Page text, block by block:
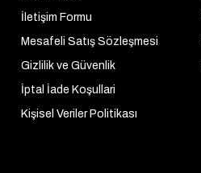
İletişim Formu
Mesafeli Satış Sözleşmesi
Gizlilik ve Güvenlik
İptal İade Koşullari
Kişisel Veriler Politikası